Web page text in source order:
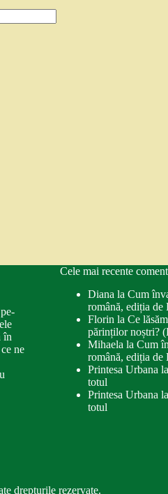
în
ne
Cele mai recente
Diana la Cum
română, ediția de
Florin la Ce
părinților noștri?
Mihaela la Cum
română, ediția de
Printesa Urbana la
totul
Printesa Urbana la
totul
drepturile rezervate.